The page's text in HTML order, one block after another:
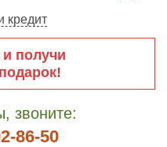
кредит
получи
звоните:
86-50